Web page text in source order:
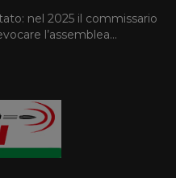
nel 2025 il commissario
l’assemblea...